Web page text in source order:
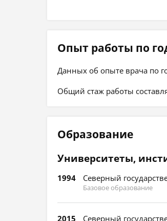
Опыт работы по
Данных об опыте врача по
Общий стаж работы
Образование
Университеты,
1994 Северный
Базовое образование
2015 Северный